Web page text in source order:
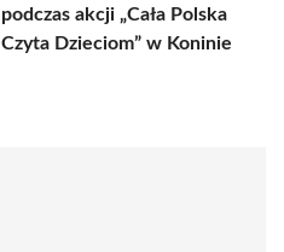
podczas akcji „Cała Polska
Czyta Dzieciom” w Koninie